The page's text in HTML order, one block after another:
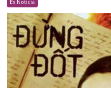
Es Noticia